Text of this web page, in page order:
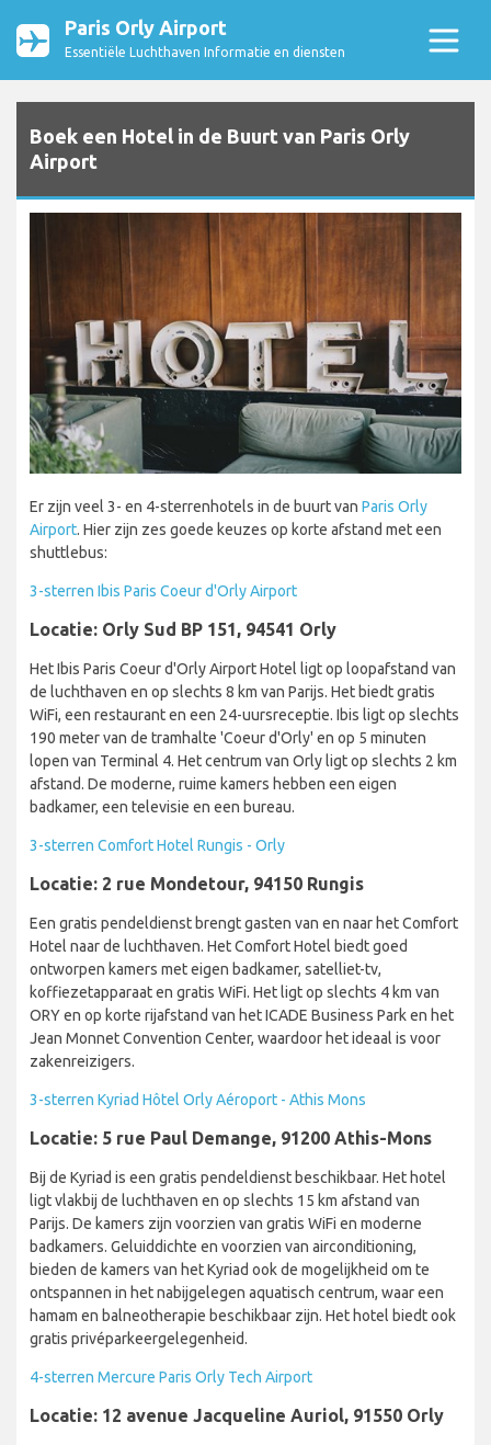
Paris Orly Airport
Essentiële Luchthaven Informatie en diensten
Boek een Hotel in de Buurt van Paris Orly
Airport
Er zijn veel 3- en 4-sterrenhotels in de buurt van Paris Orly
Airport. Hier zijn zes goede keuzes op korte afstand met een
shuttlebus:
3-sterren Ibis Paris Coeur d'Orly Airport
Locatie: Orly Sud BP 151, 94541 Orly
Het Ibis Paris Coeur d'Orly Airport Hotel ligt op loopafstand van
de luchthaven en op slechts 8 km van Parijs. Het biedt gratis
WiFi, een restaurant en een 24-uursreceptie. Ibis ligt op slechts
190 meter van de tramhalte 'Coeur d'Orly' en op 5 minuten
lopen van Terminal 4. Het centrum van Orly ligt op slechts 2 km
afstand. De moderne, ruime kamers hebben een eigen
badkamer, een televisie en een bureau.
3-sterren Comfort Hotel Rungis - Orly
Locatie: 2 rue Mondetour, 94150 Rungis
Een gratis pendeldienst brengt gasten van en naar het Comfort
Hotel naar de luchthaven. Het Comfort Hotel biedt goed
ontworpen kamers met eigen badkamer, satelliet-tv,
koffiezetapparaat en gratis WiFi. Het ligt op slechts 4 km van
ORY en op korte rijafstand van het ICADE Business Park en het
Jean Monnet Convention Center, waardoor het ideaal is voor
zakenreizigers.
3-sterren Kyriad Hôtel Orly Aéroport - Athis Mons
Locatie: 5 rue Paul Demange, 91200 Athis-Mons
Bij de Kyriad is een gratis pendeldienst beschikbaar. Het hotel
ligt vlakbij de luchthaven en op slechts 15 km afstand van
Parijs. De kamers zijn voorzien van gratis WiFi en moderne
badkamers. Geluiddichte en voorzien van airconditioning,
bieden de kamers van het Kyriad ook de mogelijkheid om te
ontspannen in het nabijgelegen aquatisch centrum, waar een
hamam en balneotherapie beschikbaar zijn. Het hotel biedt ook
gratis privéparkeergelegenheid.
4-sterren Mercure Paris Orly Tech Airport
Locatie: 12 avenue Jacqueline Auriol, 91550 Orly